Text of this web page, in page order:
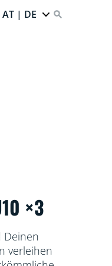
AT | DE
×3
Deinen
verleihen